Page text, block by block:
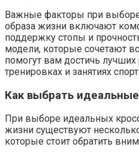
Важные факторы при
образа жизни включают
поддержку стопы и
модели, которые сочетают
помогут вам достичь
тренировках и занятиях
Как выбрать
При выборе идеальных
жизни существуют
которые стоит обратить